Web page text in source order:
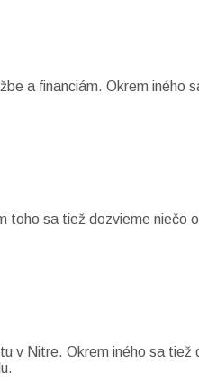
a financiám. Okrem iného
sa tiež dozvieme niečo
v Nitre. Okrem iného sa tiež